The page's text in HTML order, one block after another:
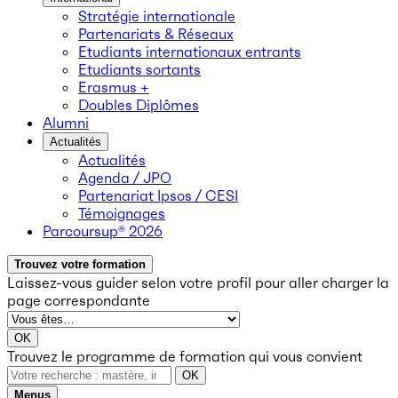
Stratégie internationale
Partenariats & Réseaux
Etudiants internationaux entrants
Etudiants sortants
Erasmus +
Doubles Diplômes
Alumni
Actualités
Actualités
Agenda / JPO
Partenariat Ipsos / CESI
Témoignages
Parcoursup® 2026
Trouvez votre formation
Laissez-vous guider selon votre profil pour aller charger la
page correspondante
OK
Trouvez le programme de formation qui vous convient
OK
Menus